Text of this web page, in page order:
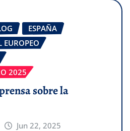
ESPAÑA
EUROPEO
2025
sobre la
Jun 22, 2025